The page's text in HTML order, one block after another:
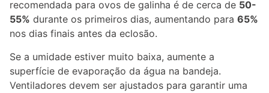
recomendada para ovos de galinha é de cerca de 50-
55% durante os primeiros dias, aumentando para 65%
nos dias finais antes da eclosão.
Se a umidade estiver muito baixa, aumente a
superfície de evaporação da água na bandeja.
Ventiladores devem ser ajustados para garantir uma